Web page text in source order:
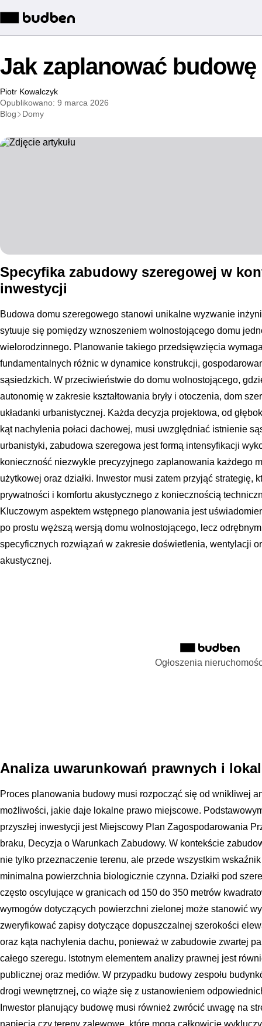
Jak zaplanować
Piotr Kowalczyk
Opublikowano: 9 marca 2026
Blog
Domy
Specyfika zabudowy szeregowej w
inwestycji
Budowa domu szeregowego stanowi unikalne wyzwanie
sytuuje się pomiędzy wznoszeniem wolnostojącego domu
wielorodzinnego. Planowanie takiego przedsięwzięcia
fundamentalnych różnic w dynamice konstrukcji,
sąsiedzkich. W przeciwieństwie do domu wolnostojącego,
autonomię w zakresie kształtowania bryły i otoczenia, dom
układanki urbanistycznej. Każda decyzja projektowa, od
kąt nachylenia połaci dachowej, musi uwzględniać istnienie
urbanistyki, zabudowa szeregowa jest formą intensyfikacji
konieczność niezwykle precyzyjnego zaplanowania każdego
użytkowej oraz działki. Inwestor musi zatem przyjąć strategię,
prywatności i komfortu akustycznego z koniecznością
Kluczowym aspektem wstępnego planowania jest
po prostu węższą wersją domu wolnostojącego, lecz
specyficznych rozwiązań w zakresie doświetlenia, wentylacji
akustycznej.
Ogłoszenia
Analiza uwarunkowań prawnych i
Proces planowania budowy musi rozpocząć się od wnikliwej
możliwości, jakie daje lokalne prawo miejscowe.
przyszłej inwestycji jest Miejscowy Plan Zagospodarowania
braku, Decyzja o Warunkach Zabudowy. W kontekście
nie tylko przeznaczenie terenu, ale przede wszystkim
minimalna powierzchnia biologicznie czynna. Działki pod
często oscylujące w granicach od 150 do 350 metrów
wymogów dotyczących powierzchni zielonej może stanowić
zweryfikować zapisy dotyczące dopuszczalnej szerokości
oraz kąta nachylenia dachu, ponieważ w zabudowie zwartej
całego szeregu. Istotnym elementem analizy prawnej jest
publicznej oraz mediów. W przypadku budowy zespołu
drogi wewnętrznej, co wiąże się z ustanowieniem
Inwestor planujący budowę musi również zwrócić uwagę na
napięcia czy tereny zalewowe, które mogą całkowicie